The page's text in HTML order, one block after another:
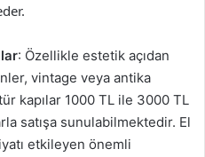
: Özellikle estetik açıdan
vintage veya antika
kapılar 1000 TL ile 3000 TL
satışa sunulabilmektedir. El
etkileyen önemli